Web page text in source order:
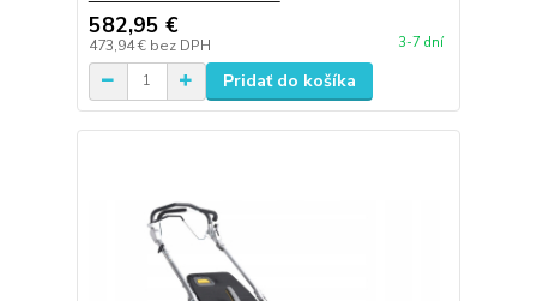
582,95 €
473,94 € bez DPH 3-7 dní
Pridať do košíka